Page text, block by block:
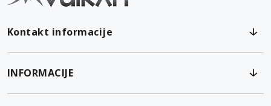
Kontakt informacije
INFORMACIJE